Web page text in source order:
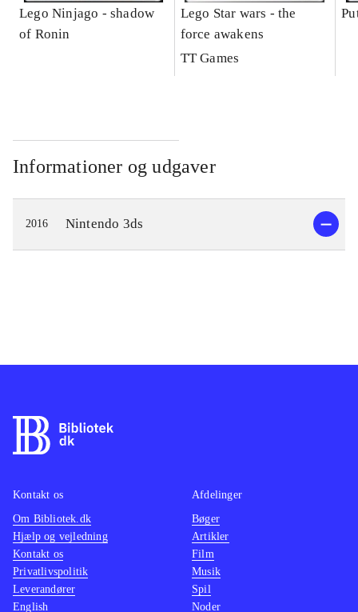
Lego Ninjago - shadow
of Ronin
Lego Star wars - the
force awakens
TT Games
Informationer og udgaver
2016 Nintendo 3ds
Kontakt os
Om Bibliotek.dk
Hjælp og vejledning
Kontakt os
Privatlivspolitik
Leverandører
English
Afdelinger
Bøger
Artikler
Film
Musik
Spil
Noder